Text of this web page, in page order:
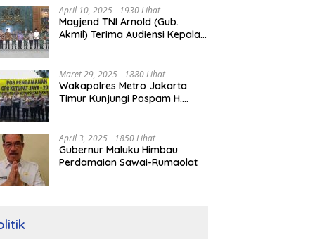
April 10, 2025 1930 Lihat
Mayjend TNI Arnold (Gub.
Akmil) Terima Audiensi Kepala
Maret 29, 2025 1880 Lihat
Wakapolres Metro Jakarta
Timur Kunjungi Pospam H.
April 3, 2025 1850 Lihat
Gubernur Maluku Himbau
Perdamaian Sawai-Rumaolat